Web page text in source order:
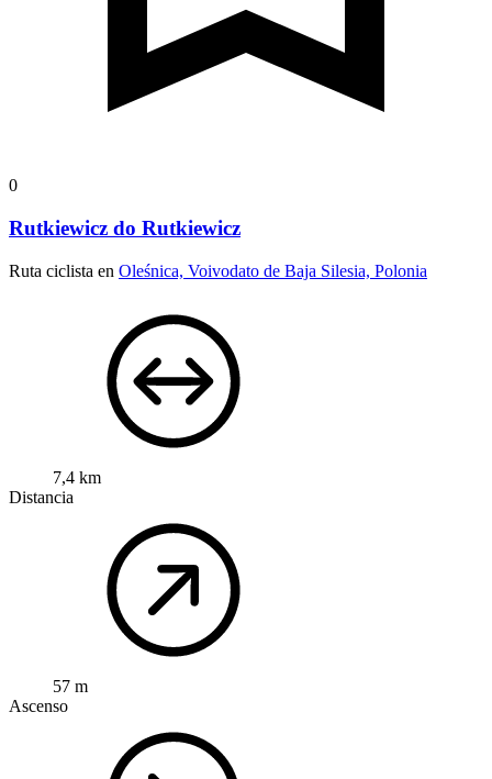
0
Rutkiewicz do Rutkiewicz
Ruta ciclista en Oleśnica, Voivodato de Baja Silesia, Polonia
7,4 km
Distancia
57 m
Ascenso